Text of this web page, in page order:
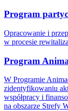
Program
Opracowanie i
w procesie
Program
W Programie
zidentyfikowaniu
współpracy i
na obszarze Strefy